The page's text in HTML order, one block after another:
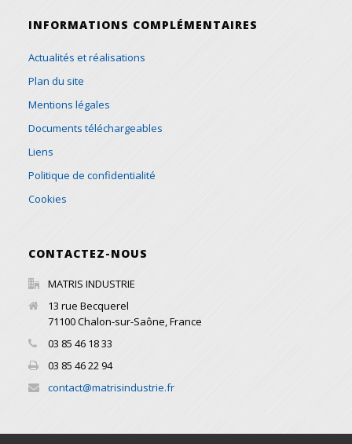
INFORMATIONS COMPLÉMENTAIRES
Actualités et réalisations
Plan du site
Mentions légales
Documents téléchargeables
Liens
Politique de confidentialité
Cookies
CONTACTEZ-NOUS
MATRIS INDUSTRIE
13 rue Becquerel
71100Chalon-sur-Saône,France
03 85 46 18 33
03 85 46 22 94
contact@matrisindustrie.fr